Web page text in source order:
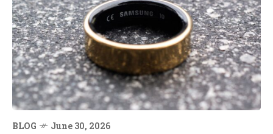
BLOG June 30, 2026